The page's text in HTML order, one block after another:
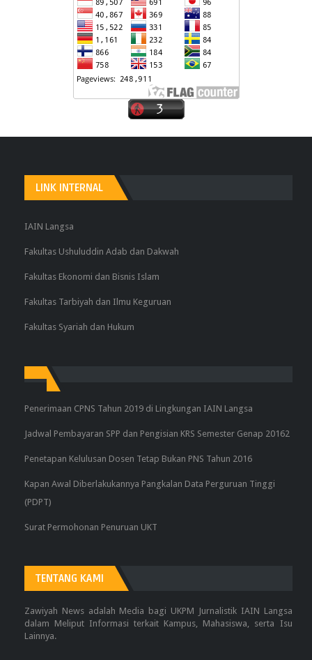
LINK INTERNAL
IAIN Langsa
Fakultas Ushuluddin Adab dan Dakwah
Fakultas Ekonomi dan Bisnis Islam
Fakultas Tarbiyah dan Ilmu Keguruan
Fakultas Syariah dan Hukum
Penerimaan CPNS Tahun 2019 di Lingkungan IAIN Langsa
Jadwal Pembayaran SPP dan Pengisian KRS Semester Genap 20162
Penetapan Kelulusan Dosen Tetap Bukan PNS Tahun 2016
Kapan Awal Diberlakukannya Pangkalan Data Perguruan Tinggi
(PDPT)
Surat Permohonan Penuruan UKT
TENTANG KAMI
Zawiyah News adalah Media bagi UKPM Jurnalistik IAIN Langsa
dalam Meliput Informasi terkait Kampus, Mahasiswa, serta Isu
Lainnya.